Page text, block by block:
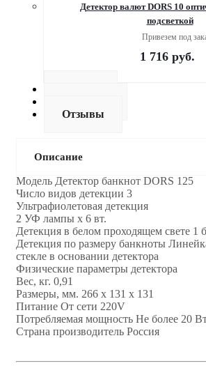
Детектор валют DORS 10
подсветкой
Привезем под
1 716 руб.
Отзывы
Описание
Модель Детектор банкнот DORS 125
Число видов детекции 3
Ультрафиолетовая детекция
2 УФ лампы x 6 вт.
Детекция в белом проходящем свете 1
Детекция по размеру банкноты
стекле в основании детектора
Физические параметры детектора
Вес, кг. 0,91
Размеры, мм. 266 х 131 х 131
Питание От сети 220V
Потребляемая мощность Не более 20
Страна производитель Россия